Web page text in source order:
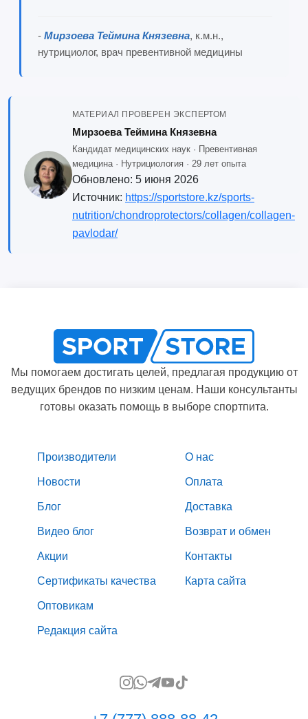
- Мирзоева Теймина Князевна, к.м.н.,
нутрициолог, врач превентивной медицины
МАТЕРИАЛ ПРОВЕРЕН ЭКСПЕРТОМ
Мирзоева Теймина Князевна
Кандидат медицинских наук · Превентивная
медицина · Нутрициология · 29 лет опыта
Обновлено: 5 июня 2026
Источник: https://sportstore.kz/sports-
nutrition/chondroprotectors/collagen/collagen-
pavlodar/
Мы помогаем достигать целей, предлагая продукцию от
ведущих брендов по низким ценам. Наши консультанты
готовы оказать помощь в выборе спортпита.
Производители
Новости
Блог
Видео блог
Акции
Сертификаты качества
Оптовикам
Редакция сайта
О нас
Оплата
Доставка
Возврат и обмен
Контакты
Карта сайта